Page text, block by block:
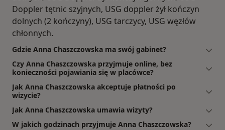
Doppler tętnic szyjnych, USG doppler żył kończyn
dolnych (2 kończyny), USG tarczycy, USG węzłów
chłonnych.
Gdzie Anna Chaszczowska ma swój gabinet?
Czy Anna Chaszczowska przyjmuje online, bez
konieczności pojawiania się w placówce?
Jak Anna Chaszczowska akceptuje płatności po
wizycie?
Jak Anna Chaszczowska umawia wizyty?
W jakich godzinach przyjmuje Anna Chaszczowska?